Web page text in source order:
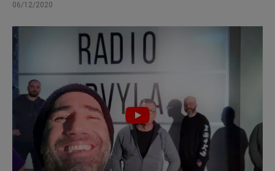
06/12/2020